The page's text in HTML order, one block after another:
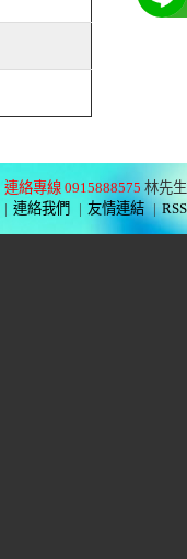
連絡專線 0915888575 林先生
| 連絡我們 | 友情連結 | RSS